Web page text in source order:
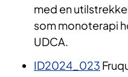
med en
som monoterapi
UDCA.
ID2024_023